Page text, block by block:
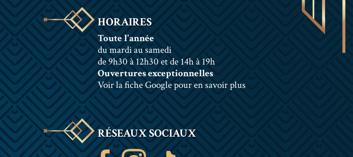
HORAIRES
Toute l'année
du mardi au samedi
de 9h30 à 12h30 et de 14h à 19h
Ouvertures exceptionnelles
Voir la fiche Google pour en savoir plus
RÉSEAUX SOCIAUX